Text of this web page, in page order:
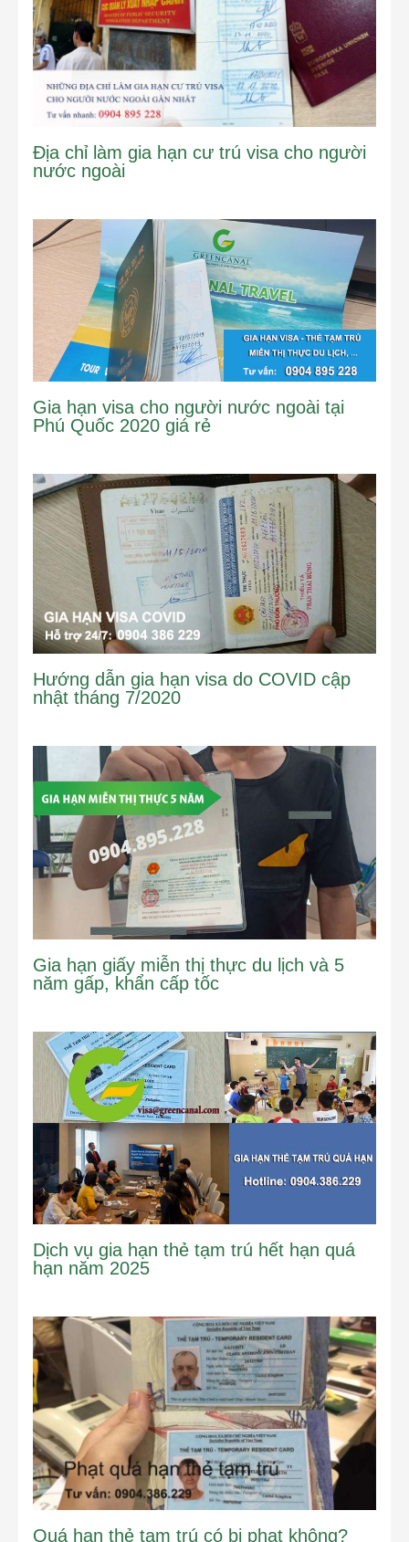
Địa chỉ làm gia hạn cư trú visa cho người
nước ngoài
Gia hạn visa cho người nước ngoài tại
Phú Quốc 2020 giá rẻ
Hướng dẫn gia hạn visa do COVID cập
nhật tháng 7/2020
Gia hạn giấy miễn thị thực du lịch và 5
năm gấp, khẩn cấp tốc
Dịch vụ gia hạn thẻ tạm trú hết hạn quá
hạn năm 2025
Quá hạn thẻ tạm trú có bị phạt không?